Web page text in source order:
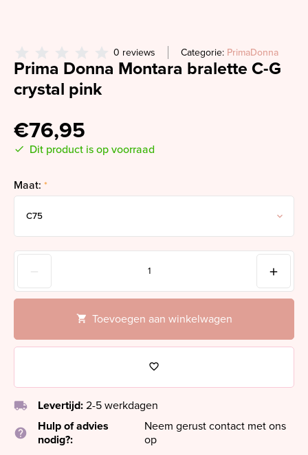
0 reviews Categorie: PrimaDonna
Prima Donna Montara bralette C-G
crystal pink
€76,95
Dit product is op voorraad
Maat: *
Toevoegen aan winkelwagen
local_shipping Levertijd: 2-5 werkdagen
help
Hulp of advies
nodig?:
Neem gerust contact met ons
op